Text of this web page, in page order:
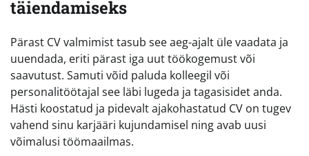
täiendamiseks
Pärast CV valmimist tasub see aeg-ajalt üle vaadata ja
uuendada, eriti pärast iga uut töökogemust või
saavutust. Samuti võid paluda kolleegil või
personalitöötajal see läbi lugeda ja tagasisidet anda.
Hästi koostatud ja pidevalt ajakohastatud CV on tugev
vahend sinu karjääri kujundamisel ning avab uusi
võimalusi töömaailmas.